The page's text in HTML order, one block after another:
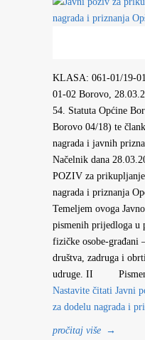
KLASA: 061-01/19-
01-02 Borovo,
54. Statuta Općine
Borovo 04/18) te
nagrada i javnih
Načelnik dana
POZIV za
nagrada i
Temeljem ovoga
pismenih prijedloga
fizičke osobe-građani
društva, zadruga i
udruge. II Pismeni
Nastavite čitati Javni
za dodelu nagrada i
pročitaj više →